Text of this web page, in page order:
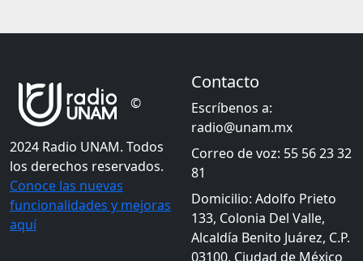
©
2024 Radio UNAM. Todos
los derechos reservados.
Conoce las nuevas
funcionalidades y mejoras
aquí
Contacto
Escríbenos a:
radio@unam.mx
Correo de voz: 55 56 23 32
81
Domicilio: Adolfo Prieto
133, Colonia Del Valle,
Alcaldía Benito Juárez, C.P.
03100, Ciudad de México